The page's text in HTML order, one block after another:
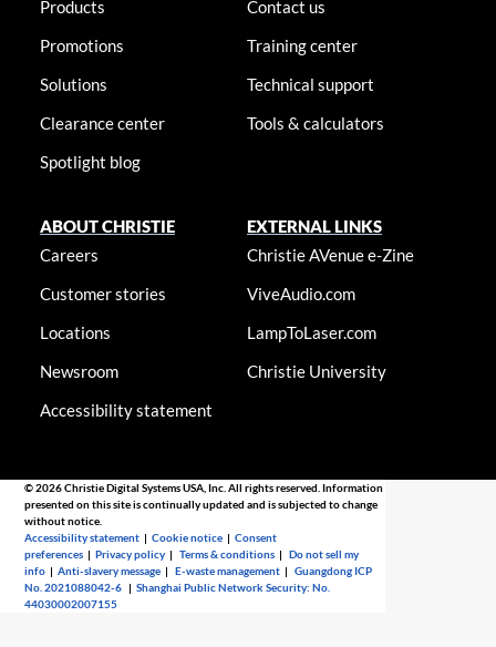
Products
Promotions
Solutions
Clearance center
Spotlight blog
Contact us
Training center
Technical support
Tools & calculators
ABOUT CHRISTIE
Careers
Customer stories
Locations
Newsroom
Accessibility statement
EXTERNAL LINKS
Christie AVenue e-Zine
ViveAudio.com
LampToLaser.com
Christie University
© 2026 Christie Digital Systems USA, Inc. All rights reserved. Information
presented on this site is continually updated and is subjected to change
without notice.
Accessibility statement |Cookie notice |Consent
preferences |Privacy policy |Terms & conditions |Do not sell my
info |Anti-slavery message |E-waste management |Guangdong ICP
No. 2021088042-6 |Shanghai Public Network Security: No.
44030002007155